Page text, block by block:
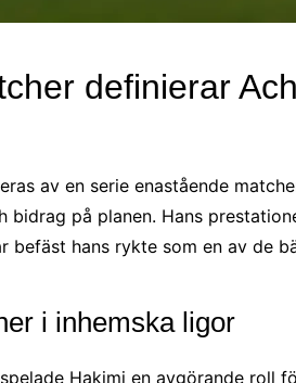
definierar
av en serie enastående
bidrag på planen. Hans
befäst hans rykte som en av de
i inhemska ligor
Hakimi en avgörande roll